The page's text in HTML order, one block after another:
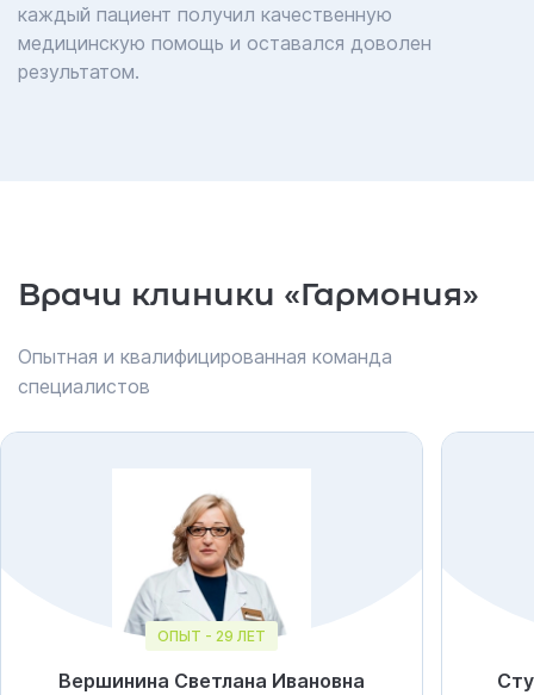
каждый пациент получил качественную
медицинскую помощь и оставался доволен
результатом.
Врачи клиники «Гармония»
Опытная и квалифицированная команда
специалистов
ОПЫТ - 29 ЛЕТ
Вершинина Светлана Ивановна